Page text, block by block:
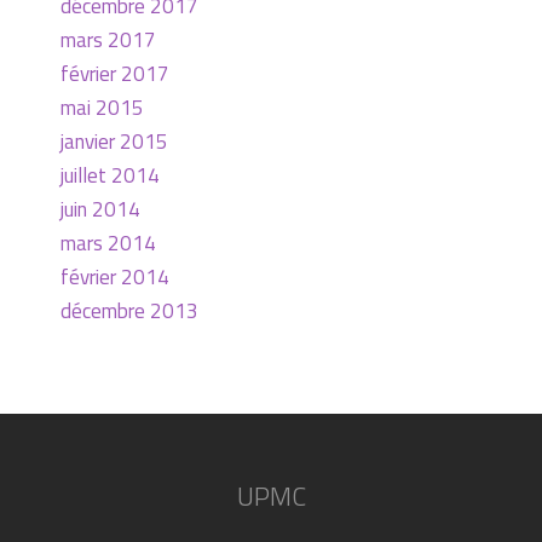
décembre 2017
mars 2017
février 2017
mai 2015
janvier 2015
juillet 2014
juin 2014
mars 2014
février 2014
décembre 2013
UPMC